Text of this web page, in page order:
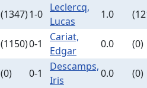
(1347)1-0
Leclercq,
Lucas
1.0
(1150)0-1
Cariat,
Edgar
0.0 (0)
(0) 0-1
Descamps,
Iris
0.0 (0)